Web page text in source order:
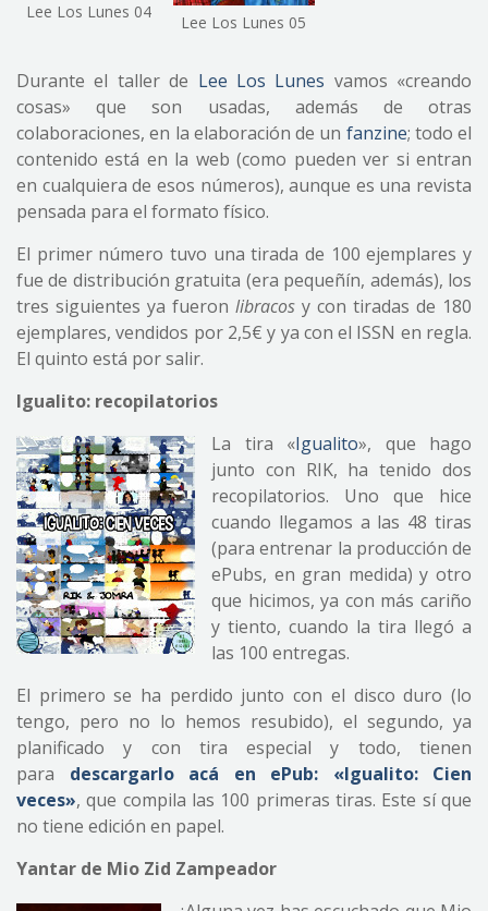
Lee Los Lunes 04
Lee Los Lunes 05
Durante el taller de Lee Los Lunes vamos «creando
cosas» que son usadas, además de otras
colaboraciones, en la elaboración de un fanzine; todo el
contenido está en la web (como pueden ver si entran
en cualquiera de esos números), aunque es una revista
pensada para el formato físico.
El primer número tuvo una tirada de 100 ejemplares y
fue de distribución gratuita (era pequeñín, además), los
tres siguientes ya fueron libracos y con tiradas de 180
ejemplares, vendidos por 2,5€ y ya con el ISSN en regla.
El quinto está por salir.
Igualito: recopilatorios
La tira «Igualito», que hago
junto con RIK, ha tenido dos
recopilatorios. Uno que hice
cuando llegamos a las 48 tiras
(para entrenar la producción de
ePubs, en gran medida) y otro
que hicimos, ya con más cariño
y tiento, cuando la tira llegó a
las 100 entregas.
El primero se ha perdido junto con el disco duro (lo
tengo, pero no lo hemos resubido), el segundo, ya
planificado y con tira especial y todo, tienen
para descargarlo acá en ePub: «Igualito: Cien
veces», que compila las 100 primeras tiras. Este sí que
no tiene edición en papel.
Yantar de Mio Zid Zampeador